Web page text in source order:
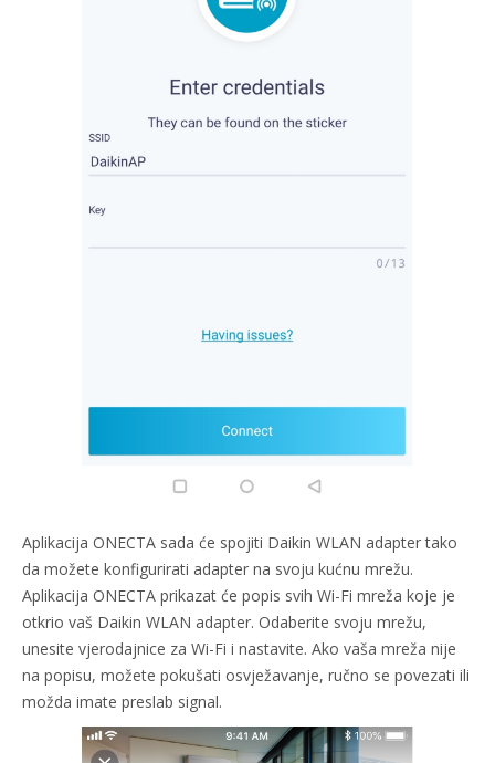
Aplikacija ONECTA sada će spojiti Daikin WLAN adapter tako
da možete konfigurirati adapter na svoju kućnu mrežu.
Aplikacija ONECTA prikazat će popis svih Wi-Fi mreža koje je
otkrio vaš Daikin WLAN adapter. Odaberite svoju mrežu,
unesite vjerodajnice za Wi-Fi i nastavite. Ako vaša mreža nije
na popisu, možete pokušati osvježavanje, ručno se povezati ili
možda imate preslab signal.